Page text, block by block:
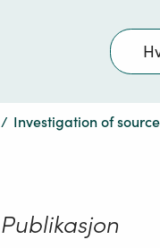
Søk
/ Investigation of
Publikasjon